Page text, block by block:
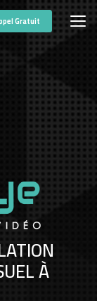
Gratuit
À